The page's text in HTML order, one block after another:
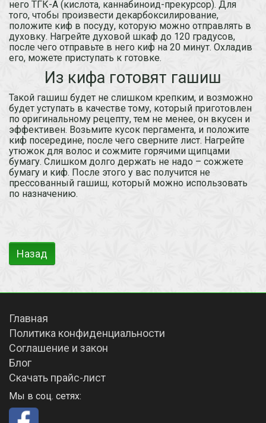
него ТГК-А (кислота, каннабиноид-прекурсор). Для
того, чтобы произвести декарбоксилирование,
положите киф в посуду, которую можно отправлять в
духовку. Нагрейте духовой шкаф до 120 градусов,
после чего отправьте в него киф на 20 минут. Охладив
его, можете приступать к готовке.
Из кифа готовят гашиш
Такой гашиш будет не слишком крепким, и возможно
будет уступать в качестве тому, который приготовлен
по оригинальному рецепту, тем не менее, он вкусен и
эффективен. Возьмите кусок пергамента, и положите
киф посередине, после чего сверните лист. Нагрейте
утюжок для волос и сожмите горячими щипцами
бумагу. Слишком долго держать не надо – сожжете
бумагу и киф. После этого у вас получится не
прессованный гашиш, который можно использовать
по назначению.
Назад
Главная
Политика конфиденциальности
Соглашение и закон
Блог
Скачать прайс-лист
Мы в соц. сетях: